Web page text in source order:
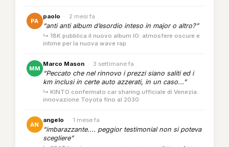
PA
paolo · 2 mesi fa
“anti anti album d’esordio inteso in major o altro?”
↳ 18K pubblica il nuovo album IO: atmosfere oscure e
intime per la nuova wave rap
MM
Marco Mason · 3 settimane fa
“Peccato che nel rinnovo i prezzi siano saliti ed i
km inclusi in certe auto azzerati, in un caso...”
↳ KINTO confermato car sharing ufficiale di Venezia:
innovazione Toyota fino al 2030
AN
angelo · 1 mese fa
“imbarazzante.... peggior testimonial non si poteva
scegliere”